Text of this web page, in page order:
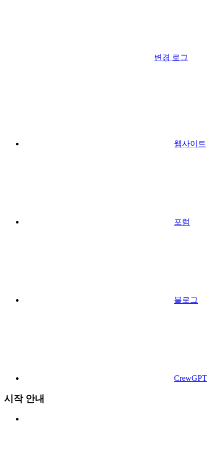
변경 로그
웹사이트
포럼
블로그
CrewGPT
시작 안내